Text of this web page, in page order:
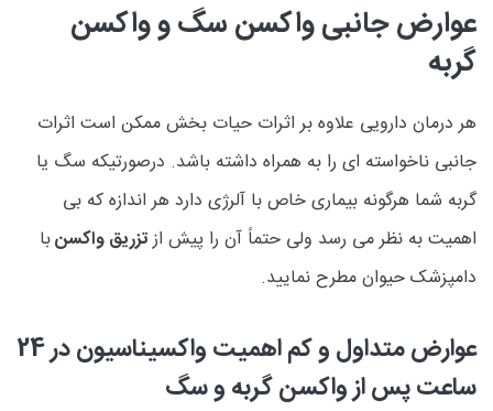
عوارض جانبی واکسن سگ و واکسن
گربه
هر درمان دارویی علاوه بر اثرات حیات بخش ممکن است اثرات
جانبی ناخواسته ای را به همراه داشته باشد. درصورتیکه سگ یا
گربه شما هرگونه بیماری خاص با آلرژی دارد هر اندازه که بی
اهمیت به نظر می رسد ولی حتماً آن را پیش ازتزریق واکسنبا
دامپزشک حیوان مطرح نمایید.
عوارض متداول و کم اهمیت واکسیناسیون در 24
ساعت پس از واکسن گربه و سگ